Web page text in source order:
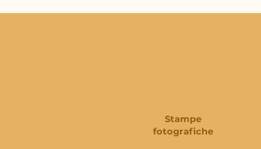
Stampe
fotografiche